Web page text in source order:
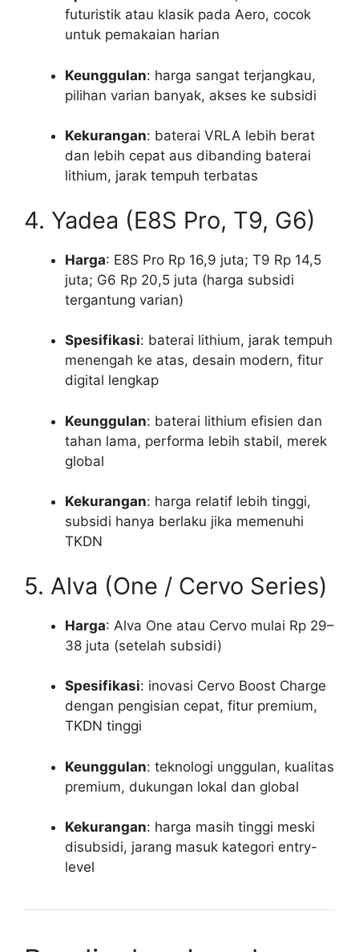
futuristik atau klasik pada Aero, cocok
untuk pemakaian harian
Keunggulan: harga sangat terjangkau,
pilihan varian banyak, akses ke subsidi
Kekurangan: baterai VRLA lebih berat
dan lebih cepat aus dibanding baterai
lithium, jarak tempuh terbatas
4. Yadea (E8S Pro, T9, G6)
Harga: E8S Pro Rp 16,9 juta; T9 Rp 14,5
juta; G6 Rp 20,5 juta (harga subsidi
tergantung varian)
Spesifikasi: baterai lithium, jarak tempuh
menengah ke atas, desain modern, fitur
digital lengkap
Keunggulan: baterai lithium efisien dan
tahan lama, performa lebih stabil, merek
global
Kekurangan: harga relatif lebih tinggi,
subsidi hanya berlaku jika memenuhi
TKDN
5. Alva (One / Cervo Series)
Harga: Alva One atau Cervo mulai Rp 29–
38 juta (setelah subsidi)
Spesifikasi: inovasi Cervo Boost Charge
dengan pengisian cepat, fitur premium,
TKDN tinggi
Keunggulan: teknologi unggulan, kualitas
premium, dukungan lokal dan global
Kekurangan: harga masih tinggi meski
disubsidi, jarang masuk kategori entry-
level